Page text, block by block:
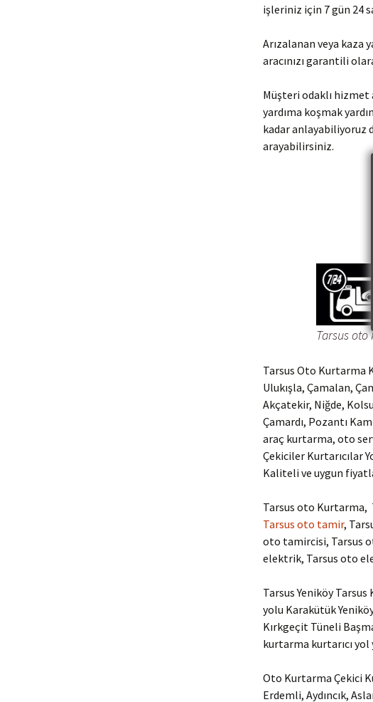
işleriniz için 7 gün 24
Arızalanan veya kaza
aracınızı garantili
Müşteri odaklı hizmet
yardıma koşmak
kadar anlayabiliyoruz
arayabilirsiniz.
Tarsus
Tarsus Oto Kurtarma
Ulukışla, Çamalan,
Akçatekir, Niğde,
Çamardı, Pozantı
araç kurtarma, oto
Çekiciler Kurtarıcılar
Kaliteli ve uygun
Tarsus oto Kurtarma,
Tarsus oto tamir,
oto tamircisi, Tarsus
elektrik, Tarsus oto
Tarsus Yeniköy
yolu Karakütük
Kırkgeçit Tüneli
kurtarma kurtarıcı
Oto Kurtarma Çekici
Erdemli, Aydıncık,